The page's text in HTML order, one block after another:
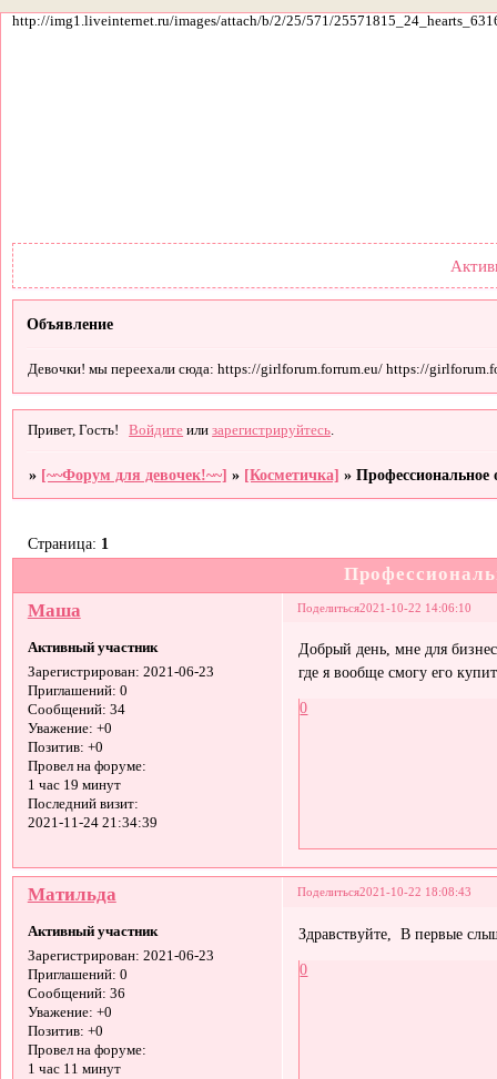
http://img1.liveinternet.ru/images/attach/b/2/25/571/
Объявление
Девочки! мы переехали сюда: https://girlforum.forrum.eu/ https://
Привет, Гость! Войдите илизарегистрируйтесь
» [~~Форум для девочек!~~] » [Косметичка] »Профессиональное
Страница: 1
Поделиться2021-10-22 14:06:10
Маша
Активный участник
Зарегистрирован: 2021-06-23
Приглашений: 0
Сообщений: 34
Уважение: +0
Позитив: +0
Провел на форуме:
1 час 19 минут
Последний визит:
2021-11-24 21:34:39
Добрый день, мне для
где я вообще смогу его
0
Поделиться2021-10-22 18:08:43
Матильда
Активный участник
Зарегистрирован: 2021-06-23
Приглашений: 0
Сообщений: 36
Уважение: +0
Позитив: +0
Провел на форуме:
1 час 11 минут
Здравствуйте, В первые
0